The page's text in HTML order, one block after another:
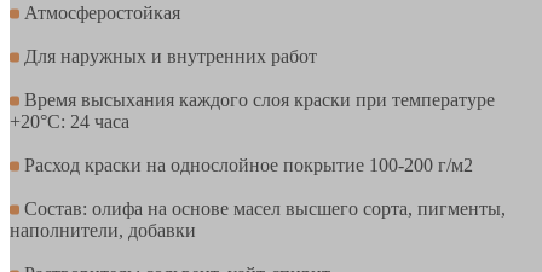
Атмосферостойкая
Для наружных и внутренних работ
Время высыхания каждого слоя краски при температуре
+20°С: 24 часа
Расход краски на однослойное покрытие 100-200 г/м2
Состав: олифа на основе масел высшего сорта, пигменты,
наполнители, добавки